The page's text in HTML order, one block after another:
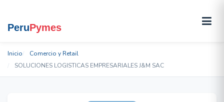
Inicio
Comercio y Retail
SOLUCIONES LOGISTICAS EMPRESARIALES J&M SAC